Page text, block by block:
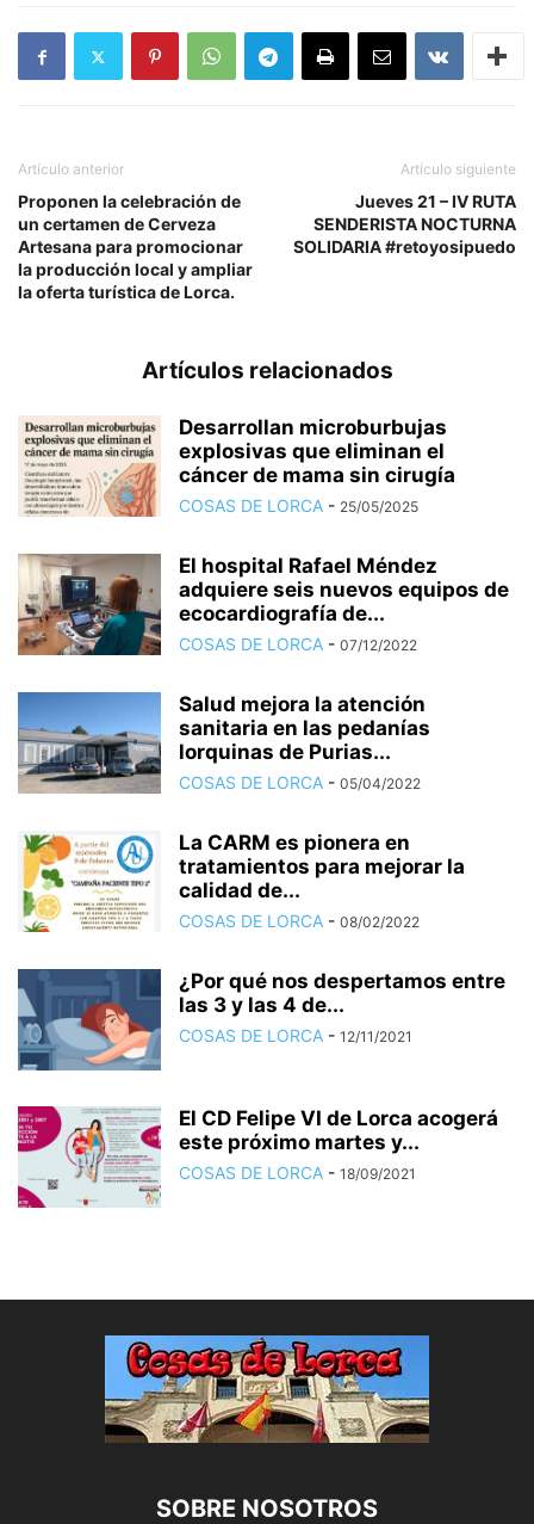
Artículo anterior
Proponen la celebración de
un certamen de Cerveza
Artesana para promocionar
la producción local y ampliar
la oferta turística de Lorca.
Artículo siguiente
Jueves 21 – IV RUTA
SENDERISTA NOCTURNA
SOLIDARIA #retoyosipuedo
Artículos relacionados
Desarrollan microburbujas
explosivas que eliminan el
cáncer de mama sin cirugía
COSAS DE LORCA - 25/05/2025
El hospital Rafael Méndez
adquiere seis nuevos equipos de
ecocardiografía de...
COSAS DE LORCA - 07/12/2022
Salud mejora la atención
sanitaria en las pedanías
lorquinas de Purias...
COSAS DE LORCA - 05/04/2022
La CARM es pionera en
tratamientos para mejorar la
calidad de...
COSAS DE LORCA - 08/02/2022
¿Por qué nos despertamos entre
las 3 y las 4 de...
COSAS DE LORCA - 12/11/2021
El CD Felipe VI de Lorca acogerá
este próximo martes y...
COSAS DE LORCA - 18/09/2021
SOBRE NOSOTROS